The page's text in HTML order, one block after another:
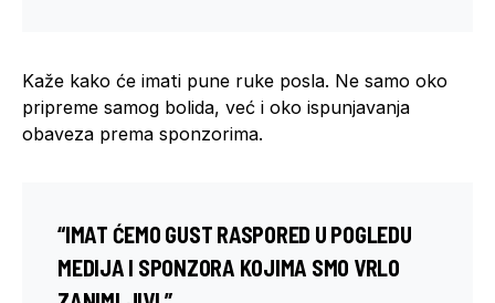
Kaže kako će imati pune ruke posla. Ne samo oko
pripreme samog bolida, već i oko ispunjavanja
obaveza prema sponzorima.
“IMAT ĆEMO GUST RASPORED U POGLEDU
MEDIJA I SPONZORA KOJIMA SMO VRLO